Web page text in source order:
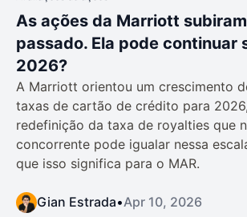
As ações da Marriott
passado. Ela pode continuar
2026?
A Marriott orientou um crescimento
taxas de cartão de crédito para
redefinição da taxa de royalties que
concorrente pode igualar nessa
que isso significa para o MAR.
Gian Estrada•Apr 10, 2026